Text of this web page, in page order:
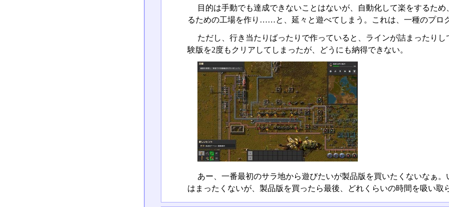
目的は手動でも達成できないことはないが、自動化して楽をするた
るための工場を作り……と、延々と遊べてしまう。これは、一種のプロ
ただし、行き当たりばったりで作っていると、ラインが詰まったり
験版を2度もクリアしてしまったが、どうにも納得できない。
あー、一番最初のサラ地から遊びたいが製品版を買いたくないなぁ
はまったくないが、製品版を買ったら最後、どれくらいの時間を吸い